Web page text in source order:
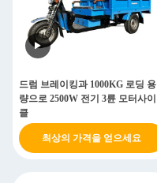
드럼 브레이킹과 1000KG 로딩 용
량으로 2500W 전기 3륜 모터사이
클
최상의 가격을 얻으세요